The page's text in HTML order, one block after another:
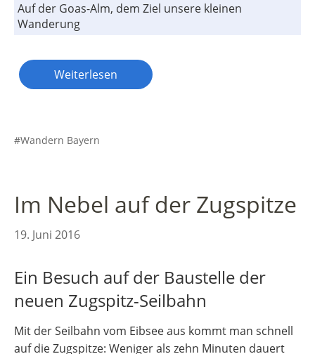
Auf der Goas-Alm, dem Ziel unsere kleinen
Wanderung
Weiterlesen
Wandern Bayern
Im Nebel auf der Zugspitze
19. Juni 2016
Ein Besuch auf der Baustelle der
neuen Zugspitz-Seilbahn
Mit der Seilbahn vom Eibsee aus kommt man schnell
auf die Zugspitze: Weniger als zehn Minuten dauert